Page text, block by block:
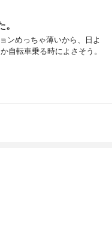
ンめっちゃ薄いから、日よ
自転車乗る時によさそう。